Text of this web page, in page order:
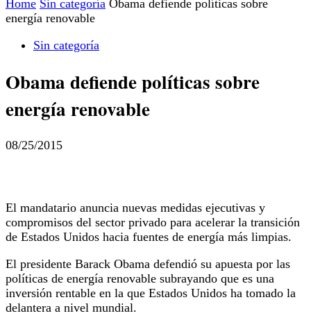
Home Sin categoría Obama defiende políticas sobre
energía renovable
Sin categoría
Obama defiende políticas sobre
energía renovable
08/25/2015
El mandatario anuncia nuevas medidas ejecutivas y
compromisos del sector privado para acelerar la transición
de Estados Unidos hacia fuentes de energía más limpias.
El presidente Barack Obama defendió su apuesta por las
políticas de energía renovable subrayando que es una
inversión rentable en la que Estados Unidos ha tomado la
delantera a nivel mundial.